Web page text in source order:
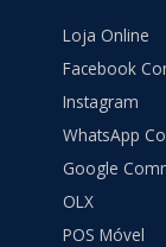
Loja Online
Facebook
Instagram
WhatsApp
Google
OLX
POS Móvel